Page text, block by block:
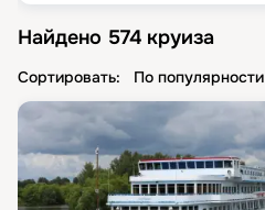
Найдено 574 круиза
Сортировать: По популярности